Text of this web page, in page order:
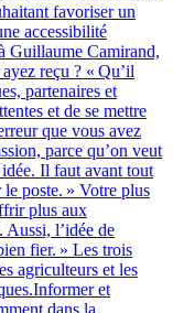
favoriser un
accessibilité
Guillaume Camirand,
reçu ? « Qu’il
partenaires et
et de se mettre
que vous avez
parce qu’on veut
idée. Il faut avant tout
le poste. » Votre plus
plus aux
Aussi, l’idée de
fier. » Les trois
agriculteurs et les
et